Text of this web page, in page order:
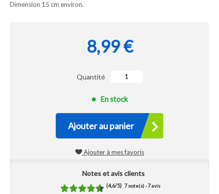
Dimension 15 cm environ.
8,99 €
Quantité
En stock
Ajouter au panier
Ajouter à mes favoris
Notes et avis clients
(4,6/5) 7note(s) -7avis